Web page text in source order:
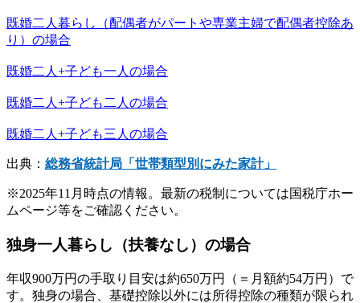
既婚二人暮らし（配偶者がパートや専業主婦で配偶者控除あ
り）の場合
既婚二人+子ども一人の場合
既婚二人+子ども二人の場合
既婚二人+子ども三人の場合
出典： 総務省統計局「世帯類型別にみた家計」
※2025年11月時点の情報。最新の税制については国税庁ホー
ムページ等をご確認ください。
独身一人暮らし（扶養なし）の場合
年収900万円の手取り目安は約650万円（＝月額約54万円）で
す。独身の場合、基礎控除以外には所得控除の種類が限られ